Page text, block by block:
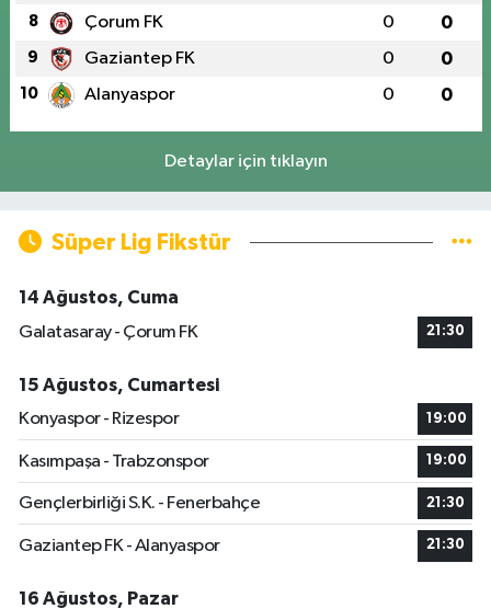
8 Çorum FK 0 0
9 Gaziantep FK 0 0
10 Alanyaspor 0 0
Detaylar için tıklayın
Süper Lig Fikstür
14 Ağustos, Cuma
Galatasaray - Çorum FK
21:30
15 Ağustos, Cumartesi
Konyaspor - Rizespor
19:00
Kasımpaşa - Trabzonspor 19:00
Gençlerbirliği S.K. - Fenerbahçe 21:30
Gaziantep FK - Alanyaspor 21:30
16 Ağustos, Pazar